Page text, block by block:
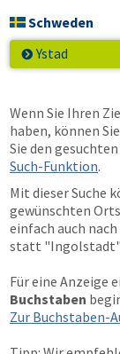
Schweden
Ystad
Wenn Sie Ihren
haben, können
Sie den
Such-Funktion.
Mit dieser Suche
gewünschten
einfach auch
statt
Für eine Anzeige
Buchstaben
Zur Buchstaben-